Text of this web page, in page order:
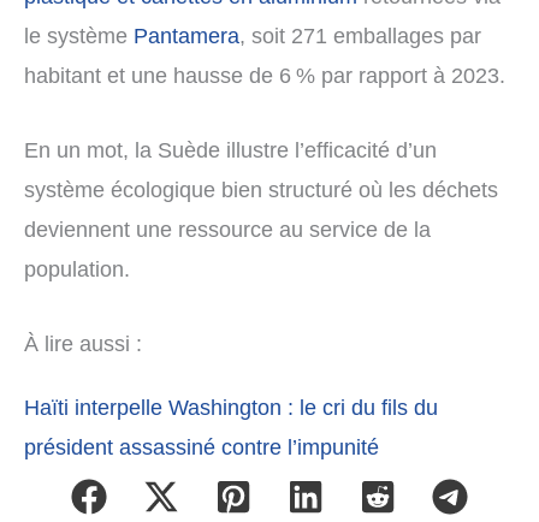
le système Pantamera, soit 271 emballages par
habitant et une hausse de 6 % par rapport à 2023.
En un mot, la Suède illustre l’efficacité d’un
système écologique bien structuré où les déchets
deviennent une ressource au service de la
population.
À lire aussi :
Haïti interpelle Washington : le cri du fils du
président assassiné contre l’impunité